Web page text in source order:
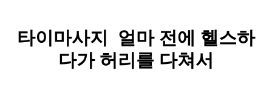
타이마사지 ​ 얼마 전에 헬스하
다가 허리를 다쳐서